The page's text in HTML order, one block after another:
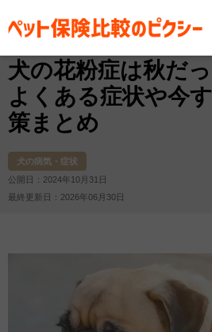
お役立ち情報 犬 犬の病気
犬の花粉症は秋だ
よくある症状や今
策まとめ
犬の病気・症状
公開日：2024年10月31日
最終更新日：2026年06月30日